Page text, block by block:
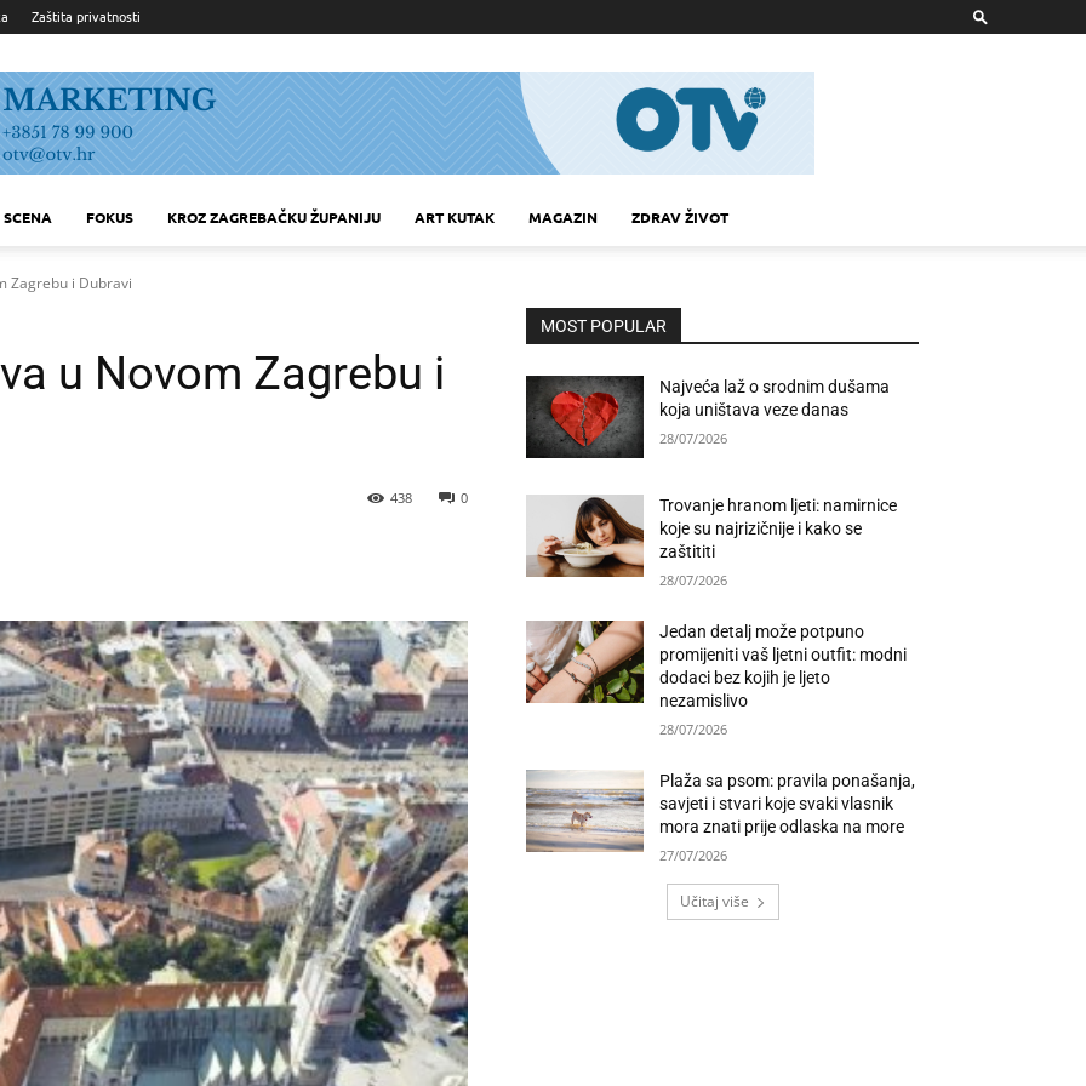
Zaštita privatnosti
SCENA FOKUS KROZ ZAGREBAČKU ŽUPANIJU ART KUTAK MAGAZIN ZDRAV ŽIVOT
Zagrebu i Dubravi
u Novom Zagrebu i
0
438
MOST POPULAR
Najveća laž o srodnim dušama
koja uništava veze danas
28/07/2026
Trovanje hranom ljeti: namirnice
koje su najrizičnije i kako se
zaštititi
28/07/2026
Jedan detalj može potpuno
promijeniti vaš ljetni outfit: modni
dodaci bez kojih je ljeto
nezamislivo
28/07/2026
Plaža sa psom: pravila ponašanja,
savjeti i stvari koje svaki vlasnik
mora znati prije odlaska na more
27/07/2026
Učitaj više